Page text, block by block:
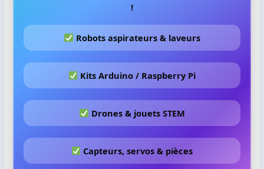
!
Robots aspirateurs & laveurs
Kits Arduino / Raspberry Pi
Drones & jouets STEM
Capteurs, servos & pièces